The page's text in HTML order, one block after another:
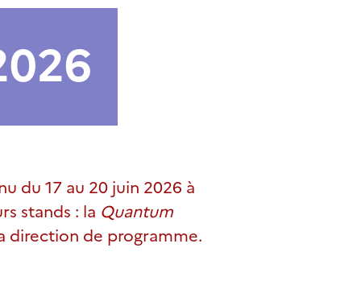
du 17 au 20 juin 2026 à
stands : la Quantum
direction de programme.